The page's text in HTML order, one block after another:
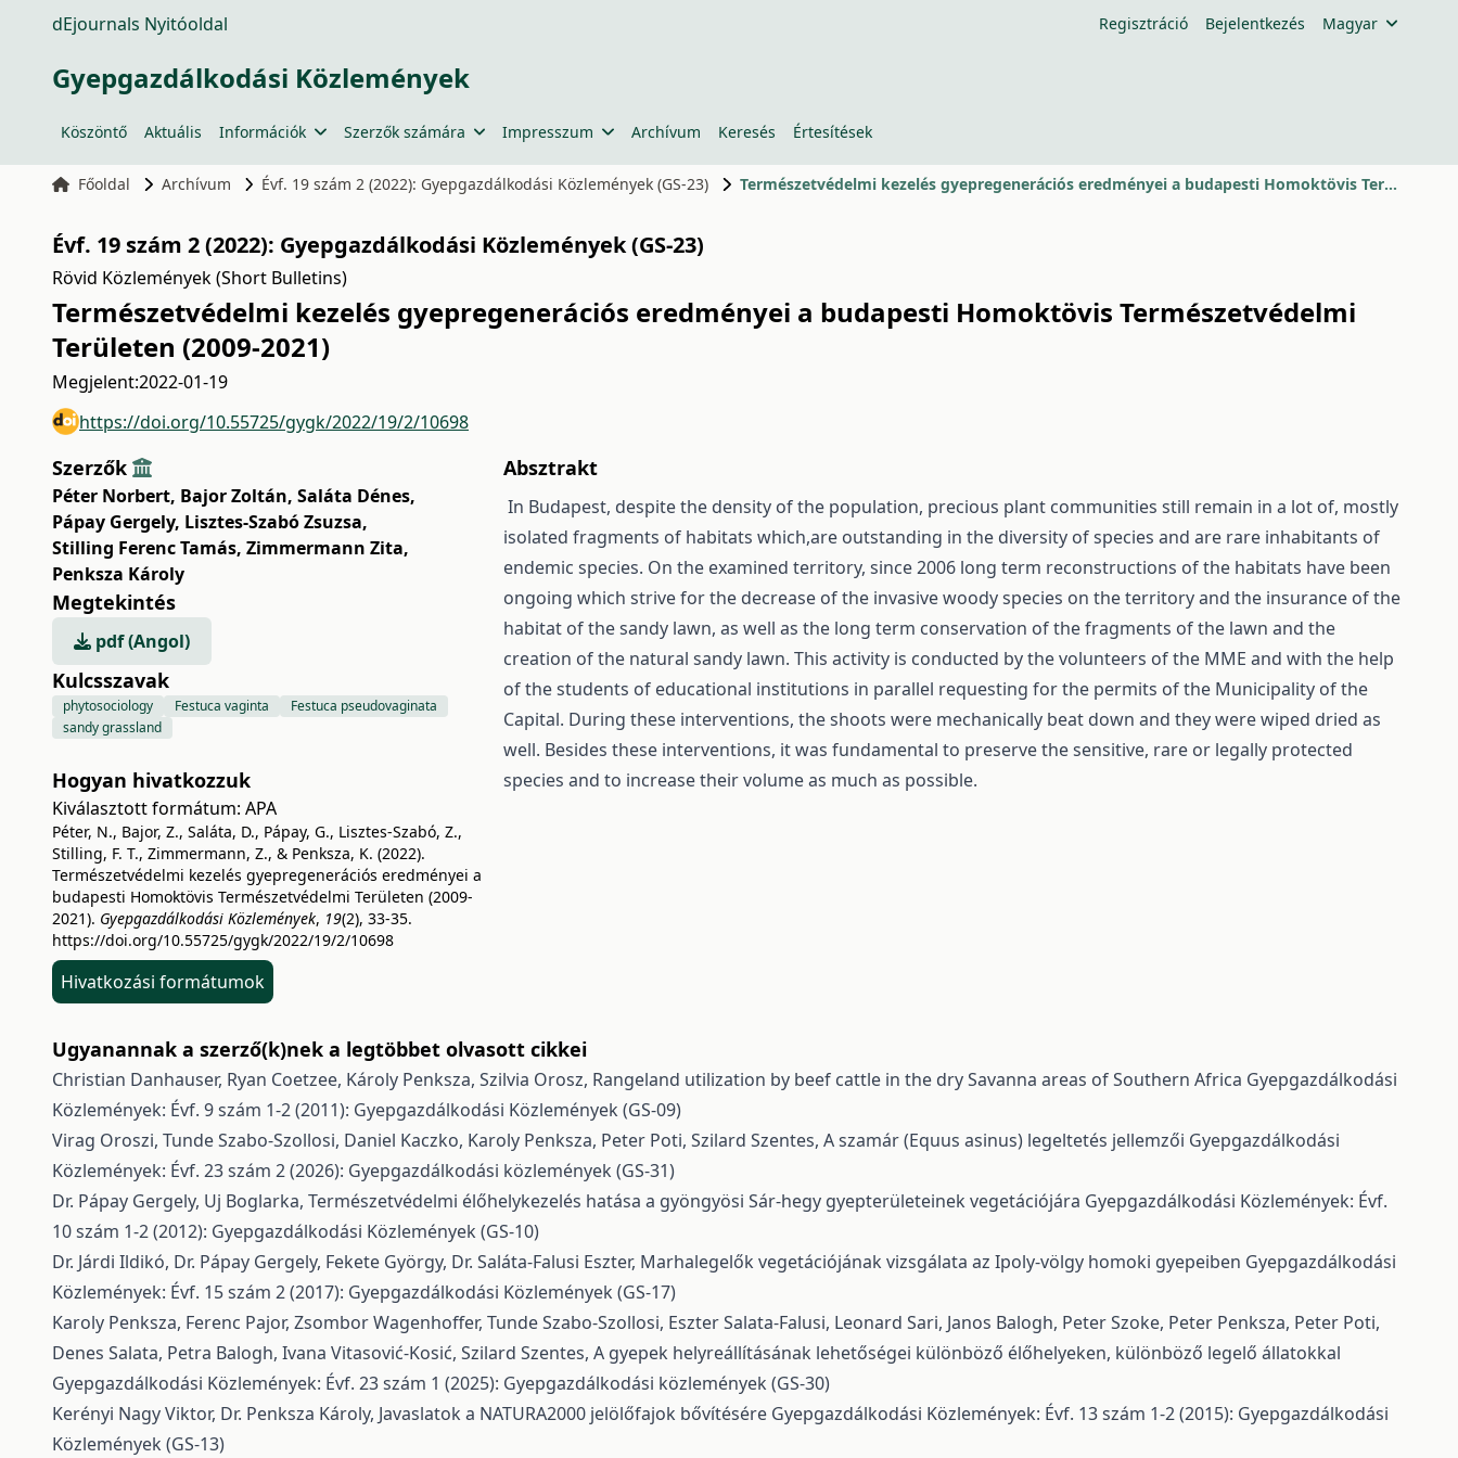
dEjournals Nyitóoldal Regisztráció Bejelentkezés Magyar
Gyepgazdálkodási Közlemények
Köszöntő Aktuális Információk Szerzők számára Impresszum Archívum Keresés Értesítések
Főoldal Archívum Évf. 19 szám 2 (2022): Gyepgazdálkodási Közlemények (GS-23) Természetvédelmi kezelés gyepregenerációs eredményei a budapesti Homoktövis Természetvédelmi Területen (2009-2021)
Évf. 19 szám 2 (2022): Gyepgazdálkodási Közlemények (GS-23)
Rövid Közlemények (Short Bulletins)
Természetvédelmi kezelés gyepregenerációs eredményei a budapesti Homoktövis Természetvédelmi
Területen (2009-2021)
Megjelent:2022-01-19
https://doi.org/10.55725/gygk/2022/19/2/10698
Szerzők
Péter Norbert, Bajor Zoltán, Saláta Dénes,
Pápay Gergely, Lisztes-Szabó Zsuzsa,
Stilling Ferenc Tamás, Zimmermann Zita,
Penksza Károly
Megtekintés
pdf (Angol)
Kulcsszavak
phytosociology Festuca vaginta
Festuca pseudovaginata
sandy grassland
Hogyan hivatkozzuk
Kiválasztott formátum: APA
Péter, N., Bajor, Z., Saláta, D., Pápay, G., Lisztes-Szabó, Z.,
Stilling, F. T., Zimmermann, Z., & Penksza, K. (2022).
Természetvédelmi kezelés gyepregenerációs eredményei a
budapesti Homoktövis Természetvédelmi Területen (2009-
2021). Gyepgazdálkodási Közlemények, 19(2), 33-35.
https://doi.org/10.55725/gygk/2022/19/2/10698
Hivatkozási formátumok
Absztrakt
In Budapest, despite the density of the population, precious plant communities still remain in a lot of, mostly
isolated fragments of habitats which,are outstanding in the diversity of species and are rare inhabitants of
endemic species. On the examined territory, since 2006 long term reconstructions of the habitats have been
ongoing which strive for the decrease of the invasive woody species on the territory and the insurance of the
habitat of the sandy lawn, as well as the long term conservation of the fragments of the lawn and the
creation of the natural sandy lawn. This activity is conducted by the volunteers of the MME and with the help
of the students of educational institutions in parallel requesting for the permits of the Municipality of the
Capital. During these interventions, the shoots were mechanically beat down and they were wiped dried as
well. Besides these interventions, it was fundamental to preserve the sensitive, rare or legally protected
species and to increase their volume as much as possible.
Ugyanannak a szerző(k)nek a legtöbbet olvasott cikkei
Christian Danhauser, Ryan Coetzee, Károly Penksza, Szilvia Orosz, Rangeland utilization by beef cattle in the dry Savanna areas of Southern Africa Gyepgazdálkodási
Közlemények: Évf. 9 szám 1-2 (2011): Gyepgazdálkodási Közlemények (GS-09)
Virag Oroszi, Tunde Szabo-Szollosi, Daniel Kaczko, Karoly Penksza, Peter Poti, Szilard Szentes, A szamár (Equus asinus) legeltetés jellemzői Gyepgazdálkodási
Közlemények: Évf. 23 szám 2 (2026): Gyepgazdálkodási közlemények (GS-31)
Dr. Pápay Gergely, Uj Boglarka, Természetvédelmi élőhelykezelés hatása a gyöngyösi Sár-hegy gyepterületeinek vegetációjára Gyepgazdálkodási Közlemények: Évf.
10 szám 1-2 (2012): Gyepgazdálkodási Közlemények (GS-10)
Dr. Járdi Ildikó, Dr. Pápay Gergely, Fekete György, Dr. Saláta-Falusi Eszter, Marhalegelők vegetációjának vizsgálata az Ipoly-völgy homoki gyepeiben Gyepgazdálkodási
Közlemények: Évf. 15 szám 2 (2017): Gyepgazdálkodási Közlemények (GS-17)
Karoly Penksza, Ferenc Pajor, Zsombor Wagenhoffer, Tunde Szabo-Szollosi, Eszter Salata-Falusi, Leonard Sari, Janos Balogh, Peter Szoke, Peter Penksza, Peter Poti,
Denes Salata, Petra Balogh, Ivana Vitasović-Kosić, Szilard Szentes, A gyepek helyreállításának lehetőségei különböző élőhelyeken, különböző legelő állatokkal
Gyepgazdálkodási Közlemények: Évf. 23 szám 1 (2025): Gyepgazdálkodási közlemények (GS-30)
Kerényi Nagy Viktor, Dr. Penksza Károly, Javaslatok a NATURA2000 jelölőfajok bővítésére Gyepgazdálkodási Közlemények: Évf. 13 szám 1-2 (2015): Gyepgazdálkodási
Közlemények (GS-13)